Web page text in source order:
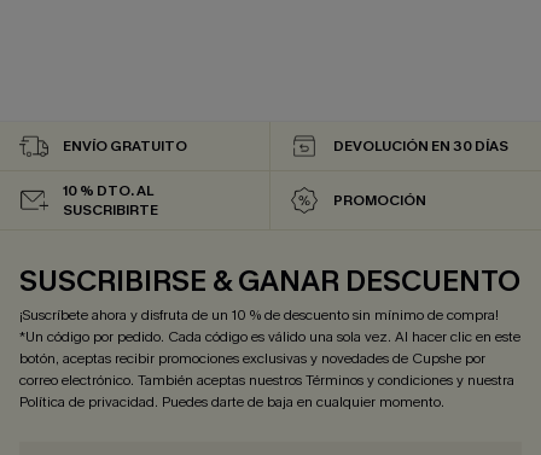
ENVÍO GRATUITO DEVOLUCIÓN EN 30 DÍAS
10 % DTO. AL
SUSCRIBIRTE
PROMOCIÓN
SUSCRIBIRSE & GANAR DESCUENTO
¡Suscríbete ahora y disfruta de un 10 % de descuento sin mínimo de compra!
*Un código por pedido. Cada código es válido una sola vez. Al hacer clic en este
botón, aceptas recibir promociones exclusivas y novedades de Cupshe por
correo electrónico. También aceptas nuestrosTérminos y condicionesy nuestra
Política de privacidad. Puedes darte de baja en cualquier momento.